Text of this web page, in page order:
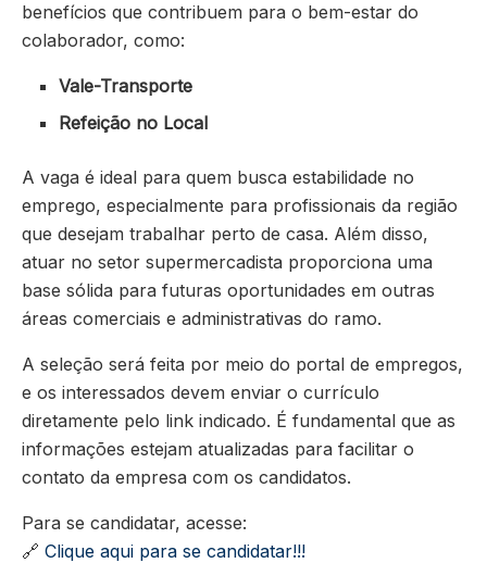
benefícios que contribuem para o bem-estar do
colaborador, como:
Vale-Transporte
Refeição no Local
A vaga é ideal para quem busca estabilidade no
emprego, especialmente para profissionais da região
que desejam trabalhar perto de casa. Além disso,
atuar no setor supermercadista proporciona uma
base sólida para futuras oportunidades em outras
áreas comerciais e administrativas do ramo.
A seleção será feita por meio do portal de empregos,
e os interessados devem enviar o currículo
diretamente pelo link indicado. É fundamental que as
informações estejam atualizadas para facilitar o
contato da empresa com os candidatos.
Para se candidatar, acesse:
🔗 Clique aqui para se candidatar!!!